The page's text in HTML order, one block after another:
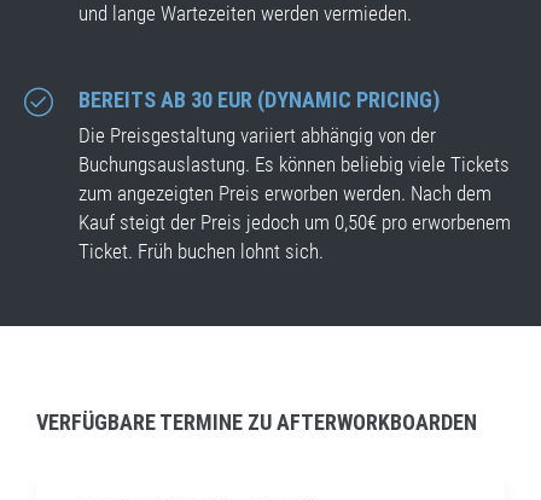
und lange Wartezeiten werden vermieden.
BEREITS AB 30 EUR (DYNAMIC PRICING)
Die Preisgestaltung variiert abhängig von der
Buchungsauslastung. Es können beliebig viele Tickets
zum angezeigten Preis erworben werden. Nach dem
Kauf steigt der Preis jedoch um 0,50€ pro erworbenem
Ticket. Früh buchen lohnt sich.
VERFÜGBARE TERMINE ZU AFTERWORKBOARDEN